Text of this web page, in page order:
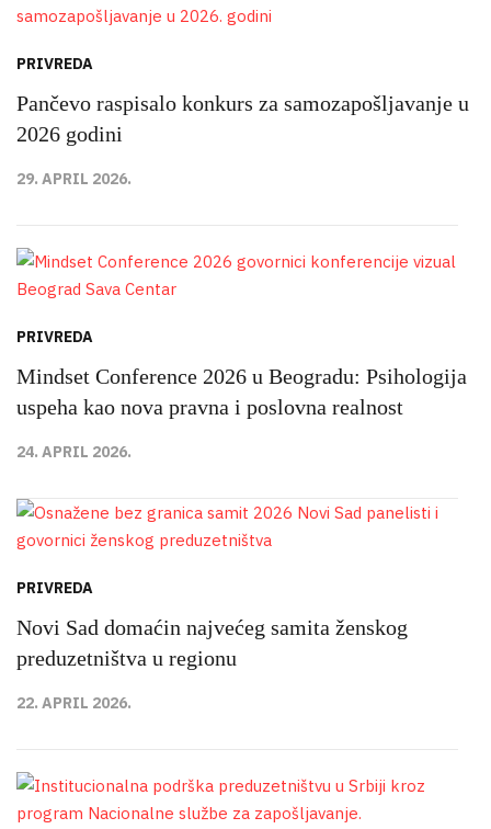
PRIVREDA
Pančevo raspisalo konkurs za samozapošljavanje u
2026 godini
29. APRIL 2026.
PRIVREDA
Mindset Conference 2026 u Beogradu: Psihologija
uspeha kao nova pravna i poslovna realnost
24. APRIL 2026.
PRIVREDA
Novi Sad domaćin najvećeg samita ženskog
preduzetništva u regionu
22. APRIL 2026.